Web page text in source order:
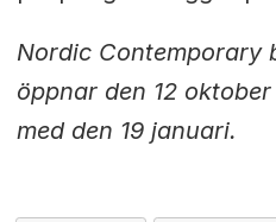
Nordic Contemporary
öppnar den 12
med den 19 januari.